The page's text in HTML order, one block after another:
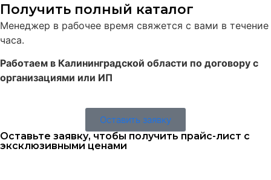
Получить полный каталог
Менеджер в рабочее время свяжется с вами в течение
часа.
Работаем в Калининградской области по договору с
организациями или ИП
Оставить заявку
Оставьте заявку, чтобы получить прайс-лист с
эксклюзивными ценами